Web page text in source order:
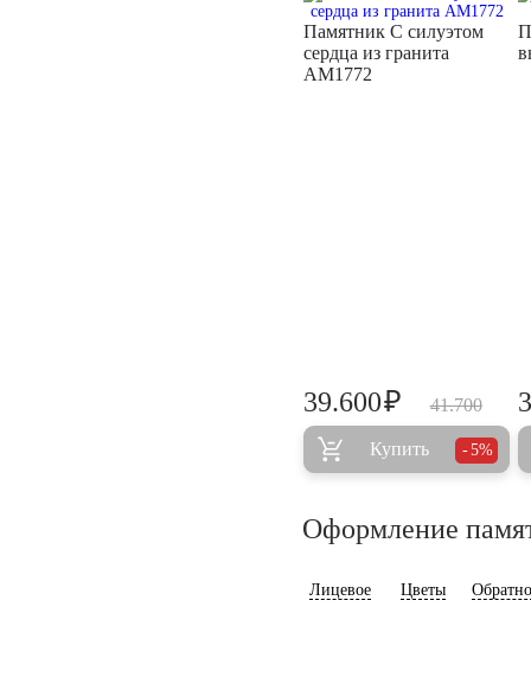
Памятник С силуэтом
сердца из гранита
AM1772
41.700
39.600₽
Купить 5%
Оформление
Лицевое Цветы